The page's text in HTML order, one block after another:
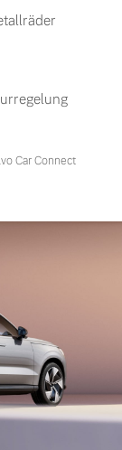
Car Connect